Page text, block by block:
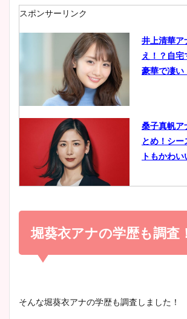
肉も凄い！
鈴木唯の太
ヤバすぎ
豊島実季ア
とめ！美脚
宇賀神メグ
スポンサーリンク
井上清華ア
え！？自宅
豪華で凄い
桑子真帆ア
とめ！シー
トもかわい
小室瑛莉子
め！足が美
かわいい！
清水麻椰
堀葵衣アナの学歴も調査！
そんな堀葵衣アナの学歴も調査しました！